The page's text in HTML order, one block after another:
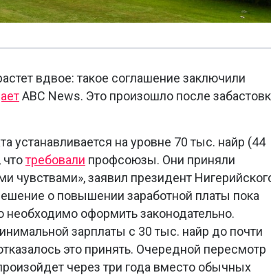
вдвое: такое соглашение заключили
ABC News. Это произошло после
устанавливается на уровне 70 тыс. найр (44
чтотребовали профсоюзы. Они приняли
чувствами», заявил президент
о повышении заработной платы пока
необходимо оформить законодательно.
зарплаты с 30 тыс. найр до почти
это принять. Очередной пересмотр
через три года вместо обычных